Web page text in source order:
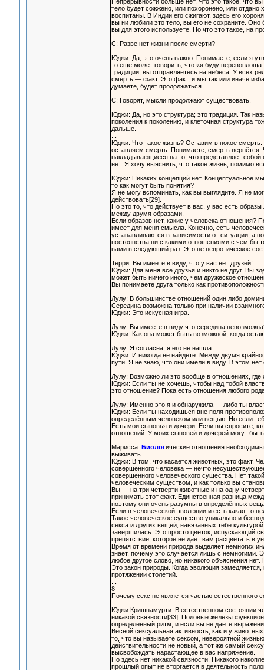
тело будет сожжено, или похоронено, или отдано
воспитаны. В Индии его сжигают, здесь его
вы ни любили это тело, вы его не сохраните. Оно
вы для этого используете. Но что это такое, на
С: Разве нет жизни после смерти?
Юджи: Да, это очень важно. Понимаете, если я
то ещё может говорить, что «я буду
традиции, вы отправляетесь на небеса. У всех
смерть — факт. Это факт, и мы так или иначе
думаете, будет продолжаться.
С: Говорят, мысли продолжают существовать.
Юджи: Да, но это структура; это традиция. Так
поколения к поколению, и клеточная структура
дальше.
Юджи: Что такое жизнь? Оставим в покое
оставляем смерть. Понимаете, смерть вернётся.
накладывающиеся на то, что представляет
нет. Я хочу выяснить, что такое жизнь, помимо
Юджи: Никаких концепций нет. Концептуальное
то как могут быть понятия?
Я не могу вспоминать, как вы выглядите. Я не
действовать[29].
Но это то, что действует в вас, у вас есть
между двумя образами.
Если образов нет, какие у человека
имеет для меня смысла. Конечно, есть
устанавливаются в зависимости от ситуации, а
постоянства ни с какими отношениями с чем бы
вами в следующий раз. Это не невротическое
Терри: Вы имеете в виду, что у вас нет друзей!
Юджи: Для меня все друзья и никто не друг. Вы
может быть ничего иного, чем дружеское
Вы понимаете друга только как
Лулу: В большинстве отношений один либо
Середина возможна только при наличии
Юджи: Это искусная игра.
Лулу: Вы имеете в виду что середина
Юджи: Как она может быть возможной, когда
Лулу: Я согласна; я его не нашла.
Юджи: И никогда не найдёте. Между двумя
пути. Я не знаю, что они имели в виду. В этом
Лулу: Возможно ли это вообще в отношениях, где
Юджи: Если ты не хочешь, чтобы над тобой
это отношение? Пока есть отношения любого
Лулу: Именно это я и обнаружила — либо ты
Юджи: Если ты находишься вне поля
определённым человеком или вещью. Но если
Есть мои сыновья и дочери. Если вы спросите,
отношений. У моих сыновей и дочерей могут
Марисса: Биологические отношения
выживать.
Юджи: В том, что касается животных, это факт.
совершенного человека — нечто
совершенного человеческого существа. Нет
человеческим существом, и как только вы
Вы — на три четверти животные и на одну
принимать этот факт. Единственная разница
поэтому они очень разумны в определённых
Если в человеческой эволюции и есть какая-то
Такое человеческое существо уникально и
секса и других вещей, навязанных тебе
завершилась. Это просто цветок, испускающий
препятствие, которое не даёт вам расцветать в
Время от времени природа выделяет немногих
знает, почему это случается лишь с немногими.
любое другое слово, но никакого объяснения
Это закон природы. Когда эволюция
протяжении столетий.
8
Почему секс не является частью естественного
Юджи Кришнамурти: В естественном состоянии
никакой связности[33]. Половые железы
определённый ритм, и если вы не даёте
Весной сексуальная активность, как и у
то, что вы называете сексом, невероятной
действительности не новый, а тот же самый
высвобождать нарастающее в вас напряжение.
Но здесь нет никакой связности. Никакого
прошлый опыт не вторгается в деятельность